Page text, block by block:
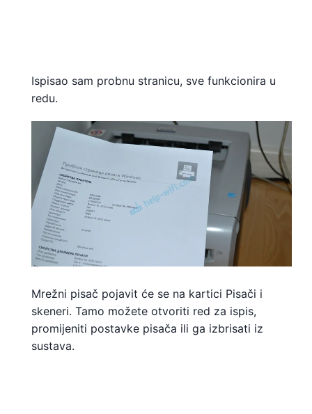
Ispisao sam probnu stranicu, sve funkcionira u
redu.
Mrežni pisač pojavit će se na kartici Pisači i
skeneri. Tamo možete otvoriti red za ispis,
promijeniti postavke pisača ili ga izbrisati iz
sustava.